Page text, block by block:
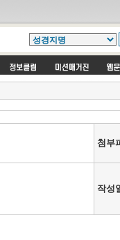
첨부
작성